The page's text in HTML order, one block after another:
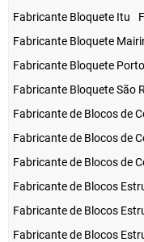
Fabricante Bloquete Itu
Fabricante Bloquete
Fabricante Bloquete
Fabricante Bloquete São
Fabricante de Blocos de
Fabricante de Blocos de
Fabricante de Blocos de
Fabricante de Blocos
Fabricante de Blocos
Fabricante de Blocos